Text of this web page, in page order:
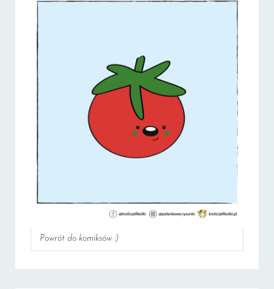
Powrót do komiksów :)